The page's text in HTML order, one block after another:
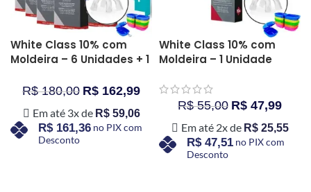
White Class 10% com
Moldeira – 6 Unidades + 1
R$180,00 R$ 162,99
Em até 3x de R$59,06
R$161,36 no PIX com
Desconto
White Class 10% com
Moldeira – 1 Unidade
R$55,00 R$ 47,99
Em até 2x de R$25,55
R$47,51 no PIX com
Desconto